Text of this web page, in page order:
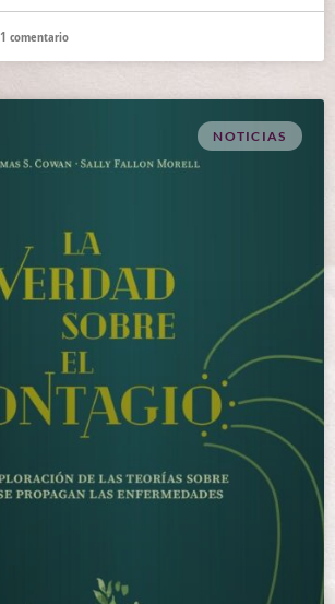
1 comentario
NOTICIAS